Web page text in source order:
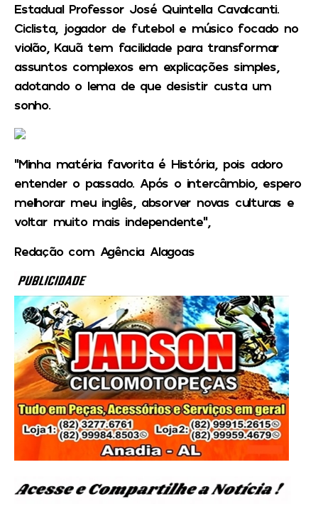
Estadual Professor José Quintella Cavalcanti.
Ciclista, jogador de futebol e músico focado no
violão, Kauã tem facilidade para transformar
assuntos complexos em explicações simples,
adotando o lema de que desistir custa um
sonho.
“Minha matéria favorita é História, pois adoro
entender o passado. Após o intercâmbio, espero
melhorar meu inglês, absorver novas culturas e
voltar muito mais independente”,
Redação com Agência Alagoas